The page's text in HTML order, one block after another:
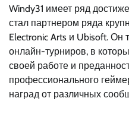
Windy31 имеет ряд
стал партнером ряда
Electronic Arts и Ubisoft. Он
онлайн-турниров, в
своей работе и
профессионального
наград от различных